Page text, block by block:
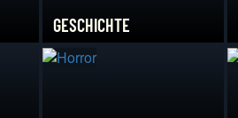
GESCHICHTE